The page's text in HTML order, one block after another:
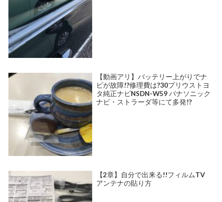
【動画アリ】バッテリー上がりでナ
ビが故障!?修理費は?30プリウストヨ
タ純正ナビNSDN-W59 パナソニック
ナビ・ストラーダ等にて多発!?
【2章】自分で出来る!!フィルムTV
アンテナの貼り方